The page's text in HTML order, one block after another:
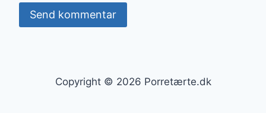
Copyright © 2026 Porretærte.dk